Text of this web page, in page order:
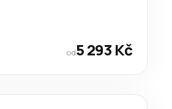
od5 293 Kč